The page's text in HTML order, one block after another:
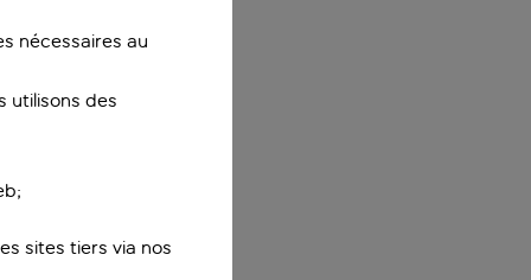
nécessaires au
utilisons des
sites tiers via nos